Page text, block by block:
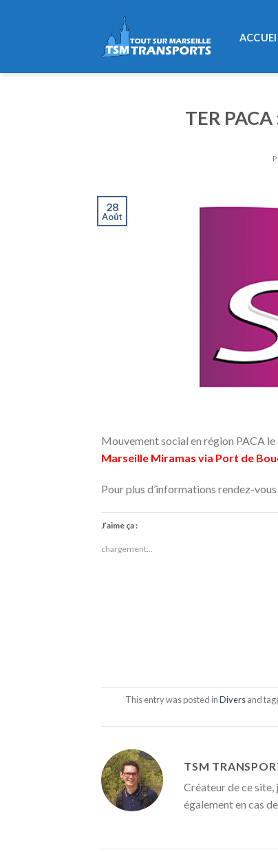
TER
28
Août
Mouvement social en région PACA
Marseille Miramas via Port de
Pour plus d’informations rendez-
J’aime ça :
chargement…
This entry was posted inDiversand
TSM
Créateur de ce
également en cas